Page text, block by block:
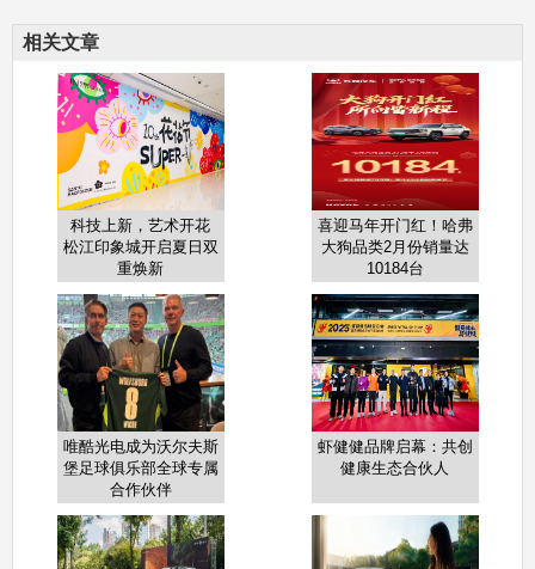
相关文章
科技上新，艺术开花
松江印象城开启夏日双
重焕新
喜迎马年开门红！哈弗
大狗品类2月份销量达
10184台
唯酷光电成为沃尔夫斯
堡足球俱乐部全球专属
合作伙伴
虾健健品牌启幕：共创
健康生态合伙人